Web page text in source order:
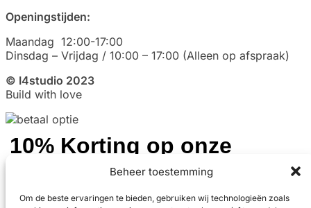
Beheer toestemming
Om de beste ervaringen te bieden, gebruiken wij technologieën zoals
Openingstijden:
Maandag 12:00-17:00
Dinsdag – Vrijdag / 10:00 – 17:00 (Alleen op afspraak)
© I4studio 2023
Build with love
10% Korting op onze
akoestische panelen